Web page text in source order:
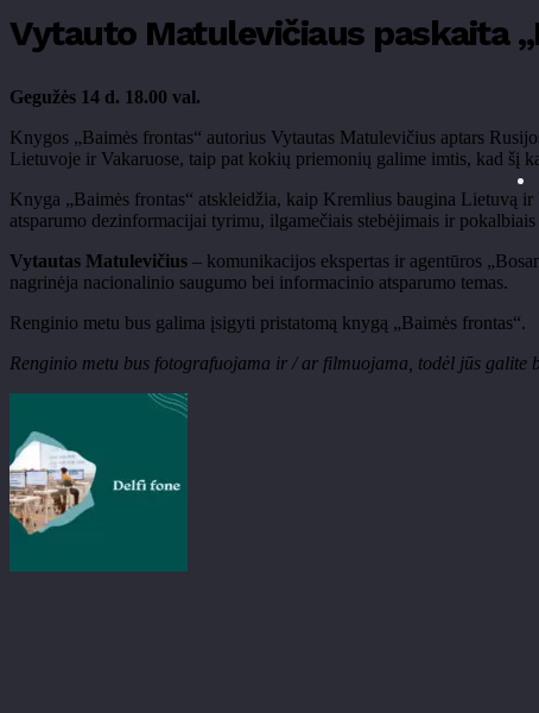
Vytauto Matulevičiaus paskaita
Gegužės 14 d. 18.00 val.
Knygos „Baimės frontas“ autorius Vytautas Matulevičius aptars
Lietuvoje ir Vakaruose, taip pat kokių priemonių galime imtis, kad šį
Knyga „Baimės frontas“ atskleidžia, kaip Kremlius baugina Lietuvą
atsparumo dezinformacijai tyrimu, ilgamečiais stebėjimais ir
Vytautas Matulevičius – komunikacijos ekspertas ir agentūros
nagrinėja nacionalinio saugumo bei informacinio atsparumo temas.
Renginio metu bus galima įsigyti pristatomą knygą „Baimės frontas“.
Renginio metu bus fotografuojama ir / ar filmuojama, todėl jūs